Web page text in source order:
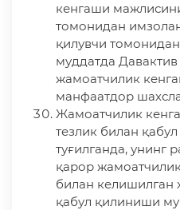
кенгаши
томонидан
қилувчи
муддатда Давактив
жамоатчилик
манфаатдор
Жамоатчилик
тезлик билан
туғилганда, унинг
қарор
билан келишилган
қабул қилиниши